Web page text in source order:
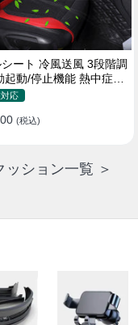
ート 冷風送風 3段階調
起動/停止機能 熱中症対
さ対策 取付簡単
応
(税込)
ション一覧 ＞